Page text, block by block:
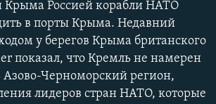
Крыма Россией корабли НАТО
в порты Крыма. Недавний
у берегов Крыма британского
показал, что Кремль не намерен
Азово-Черноморский регион,
лидеров стран НАТО, которые